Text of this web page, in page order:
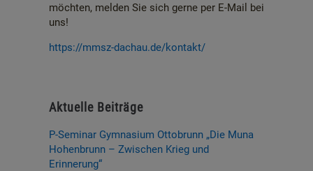
möchten, melden Sie sich gerne per E-Mail bei
uns!
https://mmsz-dachau.de/kontakt/
Aktuelle Beiträge
P-Seminar Gymnasium Ottobrunn „Die Muna
Hohenbrunn – Zwischen Krieg und
Erinnerung“